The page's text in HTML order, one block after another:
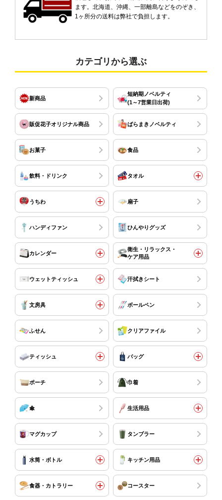
ます。北海道、沖縄、一部離島などをのぞき、
1ヶ所分の送料は弊社で負担します。
カテゴリから選ぶ
新商品
短納期ノベルティ
(1～7営業日出荷)
販促花子オリジナル商品 ばらまきノベルティ
お菓子 食品
飲料・ドリンク タオル
うちわ 扇子
ハンディファン ひんやりグッズ
カレンダー
衛生・リラックス・
ケア用品
ウェットティッシュ 汗拭きシート
文房具 ボールペン
ふせん クリアファイル
ティッシュ バッグ
ポーチ 巾着
傘 生活用品
マグカップ タンブラー
水筒・ボトル キッチン用品
食器・カトラリー コースター